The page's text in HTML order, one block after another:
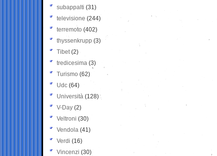
subappalti (31)
televisione(244)
terremoto (402)
thyssenkrupp (3)
Tibet(2)
tredicesima (3)
Turismo (62)
Udc (64)
Università (128)
V-Day (2)
Veltroni (30)
Vendola (41)
Verdi (16)
Vincenzi (30)